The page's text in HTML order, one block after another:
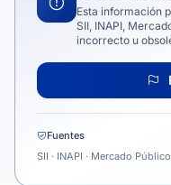
Esta información
SII, INAPI,
incorrecto u
Fuentes
SII · INAPI · Mercado